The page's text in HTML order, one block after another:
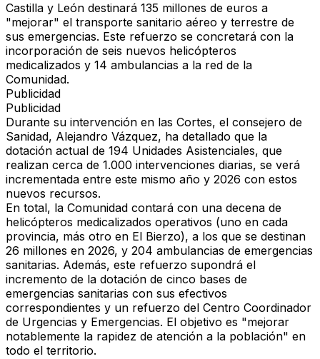
Castilla y León destinará 135 millones de euros a
"mejorar" el transporte sanitario aéreo y terrestre de
sus emergencias. Este refuerzo se concretará con la
incorporación de seis nuevos helicópteros
medicalizados y 14 ambulancias a la red de la
Comunidad.
Publicidad
Publicidad
Durante su intervención en las Cortes, el consejero de
Sanidad, Alejandro Vázquez, ha detallado que la
dotación actual de 194 Unidades Asistenciales, que
realizan cerca de 1.000 intervenciones diarias, se verá
incrementada entre este mismo año y 2026 con estos
nuevos recursos.
En total, la Comunidad contará con una decena de
helicópteros medicalizados operativos (uno en cada
provincia, más otro en El Bierzo), a los que se destinan
26 millones en 2026, y 204 ambulancias de emergencias
sanitarias. Además, este refuerzo supondrá el
incremento de la dotación de cinco bases de
emergencias sanitarias con sus efectivos
correspondientes y un refuerzo del Centro Coordinador
de Urgencias y Emergencias. El objetivo es "mejorar
notablemente la rapidez de atención a la población" en
todo el territorio.